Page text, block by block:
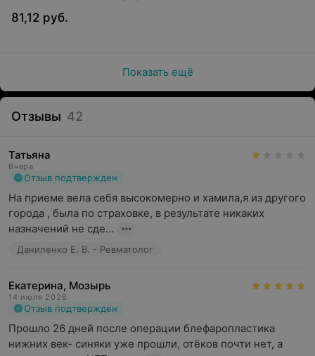
81,12 руб.
Показать ещё
Отзывы 42
Татьяна
Вчера
Отзыв подтвержден
На приеме вела себя высокомерно и хамила,я из другого
города , была по страховке, в результате никаких
назначений не сде...
Даниленко Е. В. - Ревматолог
Екатерина, Мозырь
14 июля 2026
Отзыв подтвержден
Прошло 26 дней после операции блефаропластика
нижних век- синяки уже прошли, отёков почти нет, а